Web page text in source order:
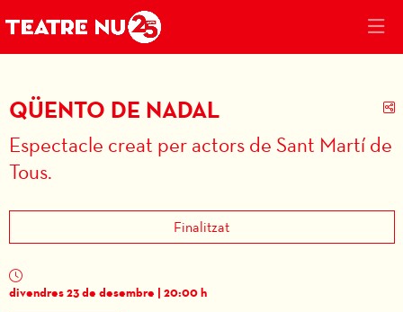
QÜENTO DE NADAL
Espectacle creat per actors de Sant Martí de
Tous.
Finalitzat
divendres 23 de desembre | 20:00 h